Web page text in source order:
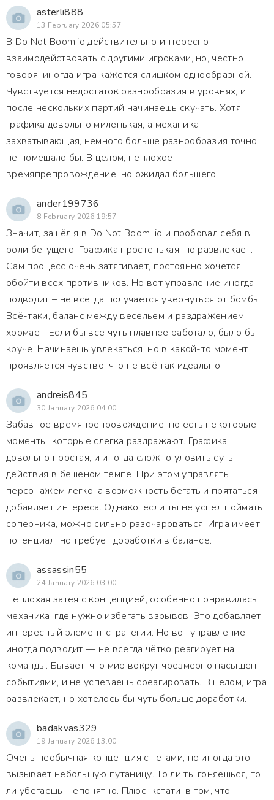
asterli888
13 February 2026 05:57
В Do Not Boom.io действительно интересно
взаимодействовать с другими игроками, но, честно
говоря, иногда игра кажется слишком однообразной.
Чувствуется недостаток разнообразия в уровнях, и
после нескольких партий начинаешь скучать. Хотя
графика довольно миленькая, а механика
захватывающая, немного больше разнообразия точно
не помешало бы. В целом, неплохое
времяпрепровождение, но ожидал большего.
ander199736
8 February 2026 19:57
Значит, зашёл я в Do Not Boom .io и пробовал себя в
роли бегущего. Графика простенькая, но развлекает.
Сам процесс очень затягивает, постоянно хочется
обойти всех противников. Но вот управление иногда
подводит – не всегда получается увернуться от бомбы.
Всё-таки, баланс между весельем и раздражением
хромает. Если бы всё чуть плавнее работало, было бы
круче. Начинаешь увлекаться, но в какой-то момент
проявляется чувство, что не всё так идеально.
andreis845
30 January 2026 04:00
Забавное времяпрепровождение, но есть некоторые
моменты, которые слегка раздражают. Графика
довольно простая, и иногда сложно уловить суть
действия в бешеном темпе. При этом управлять
персонажем легко, а возможность бегать и прятаться
добавляет интереса. Однако, если ты не успел поймать
соперника, можно сильно разочароваться. Игра имеет
потенциал, но требует доработки в балансе.
assassin55
24 January 2026 03:00
Неплохая затея с концепцией, особенно понравилась
механика, где нужно избегать взрывов. Это добавляет
интересный элемент стратегии. Но вот управление
иногда подводит — не всегда чётко реагирует на
команды. Бывает, что мир вокруг чрезмерно насыщен
событиями, и не успеваешь среагировать. В целом, игра
развлекает, но хотелось бы чуть больше доработки.
badakvas329
19 January 2026 13:00
Очень необычная концепция с тегами, но иногда это
вызывает небольшую путаницу. То ли ты гоняешься, то
ли убегаешь, непонятно. Плюс, кстати, в том, что